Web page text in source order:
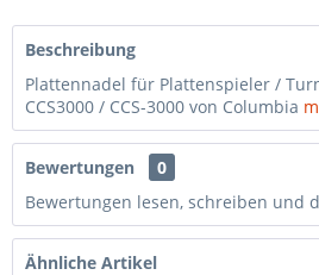
Beschreibung
Plattennadel für Plattenspieler /
CCS3000 / CCS-3000 von Columbia
Bewertungen
0
Bewertungen lesen, schreiben und
Ähnliche Artikel